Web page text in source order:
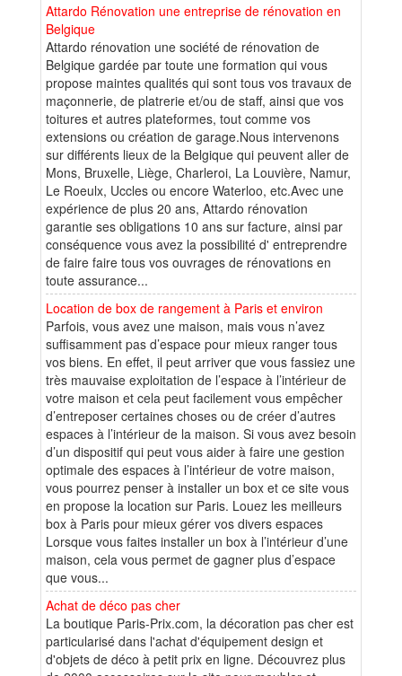
Attardo Rénovation une entreprise de rénovation en
Belgique
Attardo rénovation une société de rénovation de
Belgique gardée par toute une formation qui vous
propose maintes qualités qui sont tous vos travaux de
maçonnerie, de platrerie et/ou de staff, ainsi que vos
toitures et autres plateformes, tout comme vos
extensions ou création de garage.Nous intervenons
sur différents lieux de la Belgique qui peuvent aller de
Mons, Bruxelle, Liège, Charleroi, La Louvière, Namur,
Le Roeulx, Uccles ou encore Waterloo, etc.Avec une
expérience de plus 20 ans, Attardo rénovation
garantie ses obligations 10 ans sur facture, ainsi par
conséquence vous avez la possibilité d' entreprendre
de faire faire tous vos ouvrages de rénovations en
toute assurance...
Location de box de rangement à Paris et environ
Parfois, vous avez une maison, mais vous n’avez
suffisamment pas d’espace pour mieux ranger tous
vos biens. En effet, il peut arriver que vous fassiez une
très mauvaise exploitation de l’espace à l’intérieur de
votre maison et cela peut facilement vous empêcher
d’entreposer certaines choses ou de créer d’autres
espaces à l’intérieur de la maison. Si vous avez besoin
d’un dispositif qui peut vous aider à faire une gestion
optimale des espaces à l’intérieur de votre maison,
vous pourrez penser à installer un box et ce site vous
en propose la location sur Paris. Louez les meilleurs
box à Paris pour mieux gérer vos divers espaces
Lorsque vous faites installer un box à l’intérieur d’une
maison, cela vous permet de gagner plus d’espace
que vous...
Achat de déco pas cher
La boutique Paris-Prix.com, la décoration pas cher est
particularisé dans l'achat d'équipement design et
d'objets de déco à petit prix en ligne. Découvrez plus